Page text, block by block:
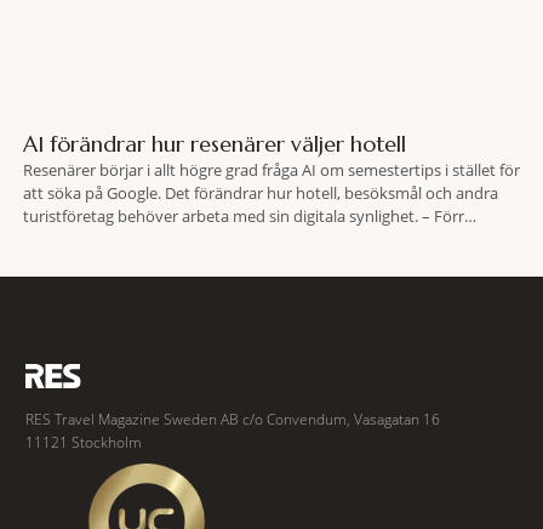
AI förändrar hur resenärer väljer hotell
Resenärer börjar i allt högre grad fråga AI om semestertips i stället för
att söka på Google. Det förändrar hur hotell, besöksmål och andra
turistföretag behöver arbeta med sin digitala synlighet. – Förr
RES Travel Magazine Sweden AB c/o Convendum, Vasagatan 16
11121 Stockholm